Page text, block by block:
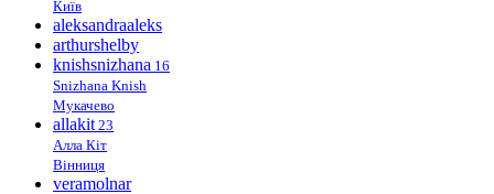
Київ
aleksandraaleks
arthurshelby
knishsnizhana 16
Snizhana Knish
Мукачево
allakit 23
Алла Кіт
Вінниця
veramolnar